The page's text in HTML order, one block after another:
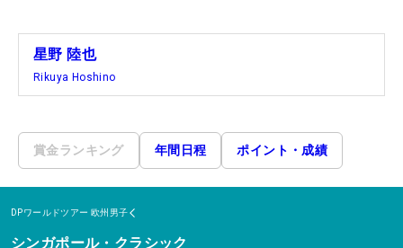
星野 陸也
Rikuya Hoshino
賞金ランキング 年間日程 ポイント・成績
DPワールドツアー 欧州男子
シンガポール・クラシック